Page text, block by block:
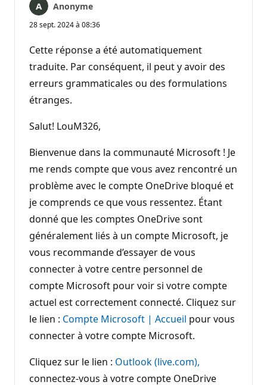
Anonyme
28 sept. 2024 à 08:36
Cette réponse a été automatiquement
traduite. Par conséquent, il peut y avoir des
erreurs grammaticales ou des formulations
étranges.
Salut! LouM326,
Bienvenue dans la communauté Microsoft ! Je
me rends compte que vous avez rencontré un
problème avec le compte OneDrive bloqué et
je comprends ce que vous ressentez. Étant
donné que les comptes OneDrive sont
généralement liés à un compte Microsoft, je
vous recommande d’essayer de vous
connecter à votre centre personnel de
compte Microsoft pour voir si votre compte
actuel est correctement connecté. Cliquez sur
le lien : Compte Microsoft | Accueil pour vous
connecter à votre compte Microsoft.
Cliquez sur le lien : Outlook (live.com),
connectez-vous à votre compte OneDrive